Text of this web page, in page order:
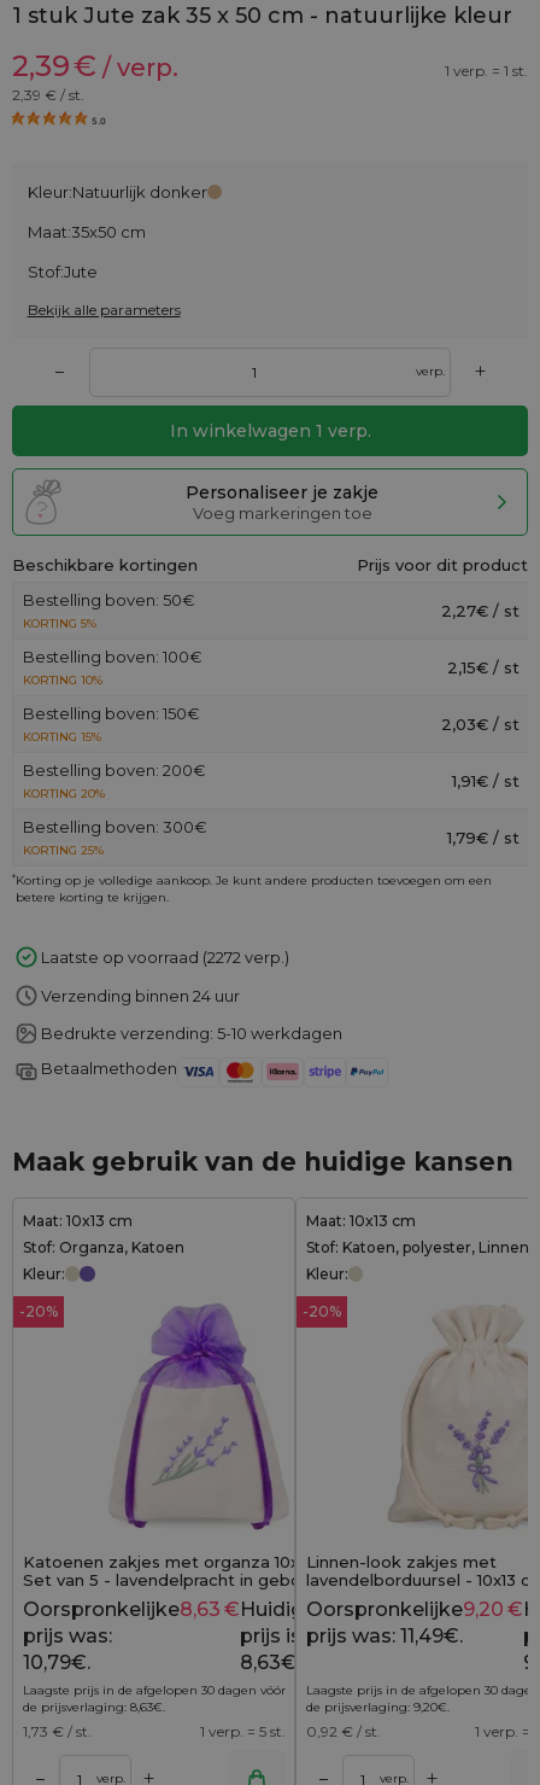
1 stuk Jute zak 35 x 50 cm - natuurlijke kleur
2,39€ / verp.
1 verp. = 1 st.
2,39 € / st.
5.0
Kleur:Natuurlijk donker
Maat:35x50 cm
Stof:Jute
Bekijk alle parameters
– verp. +
In winkelwagen 1 verp.
Personaliseer je zakje
Voeg markeringen toe
Beschikbare kortingen
Prijs voor dit product
Bestelling boven: 50€
KORTING 5%
2,27€ / st
Bestelling boven: 100€
KORTING 10%
2,15€ / st
Bestelling boven: 150€
KORTING 15%
2,03€ / st
Bestelling boven: 200€
KORTING 20%
1,91€ / st
Bestelling boven: 300€
KORTING 25%
1,79€ / st
*Korting op je volledige aankoop. Je kunt andere producten toevoegen om een
betere korting te krijgen.
Laatste op voorraad (2272 verp.)
Verzending binnen 24 uur
Bedrukte verzending: 5-10 werkdagen
Betaalmethoden
Maak gebruik van de huidige kansen
Maat: 10x13 cm
Stof: Organza, Katoen
Kleur:
-20%
Katoenen zakjes met organza 10x13 cm -
Set van 5 - lavendelpracht in geborduurde
elegantie
10,79 €
Oorspronkelijke
prijs was:
10,79€.
8,63 €Huidige
prijs is:
8,63€.
Laagste prijs in de afgelopen 30 dagen vóór
de prijsverlaging: 8,63€.
1,73 € / st. 1 verp. = 5 st.
– verp. +
Maat: 10x13 cm
Stof: Katoen, polyester, Linnen
Kleur:
-20%
Linnen-look zakjes met
lavendelborduursel - 10x13
natuurlijke charme met
Oorspronkelijke
prijs was: 11,49€.
9,20 €
Laagste prijs in de afgelopen 30
de prijsverlaging: 9,20€.
0,92 € / st. 1 verp. =
– verp. +
Toevoegen aan winkelwagen Toevoegen aan